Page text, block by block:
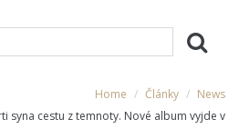
Home Články
News
syna cestu z temnoty. Nové album vyjde v